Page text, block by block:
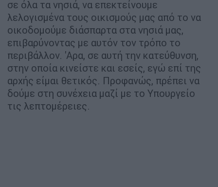
σε όλα τα νησιά, να επεκτείνουμε
λελογισμένα τους οικισμούς μας από το να
οικοδομούμε διάσπαρτα στα νησιά μας,
επιβαρύνοντας με αυτόν τον τρόπο το
περιβάλλον. 'Αρα, σε αυτή την κατεύθυνση,
στην οποία κινείστε και εσείς, εγώ επί της
αρχής είμαι θετικός. Προφανώς, πρέπει να
δούμε στη συνέχεια μαζί με το Υπουργείο
τις λεπτομέρειες.